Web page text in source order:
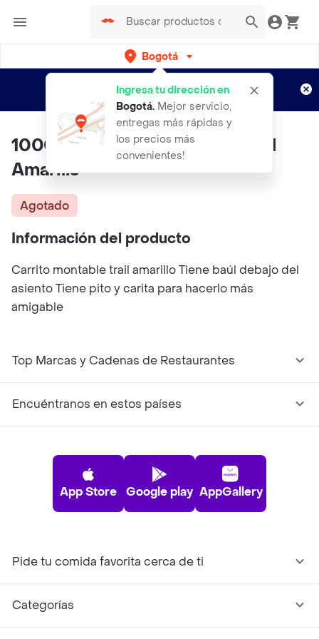
Bogotá
Ingresa tu dirección en
Bogotá. Mejor servicio,
entregas más rápidas y
los precios más
convenientes!
envíos gratis por semanas
Aplican TyC
1000010 Carrito Montable Trail
Amarillo
Agotado
Información del producto
Carrito montable trail amarillo Tiene baúl debajo del
asiento Tiene pito y carita para hacerlo más
amigable
Top Marcas y Cadenas de Restaurantes
Encuéntranos en estos países
App Store Google play AppGallery
Pide tu comida favorita cerca de ti
Categorías